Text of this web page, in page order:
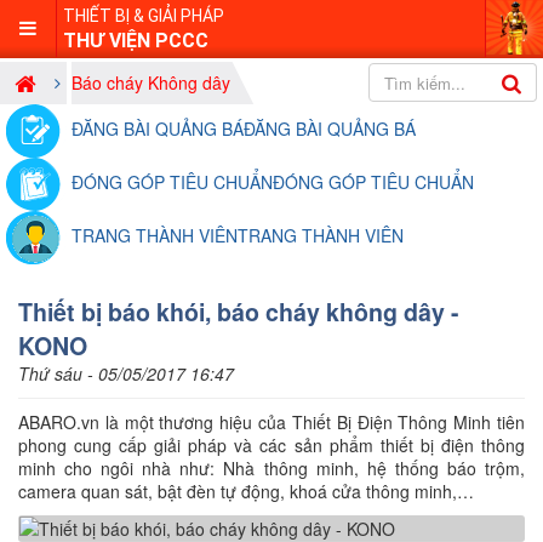
THIẾT BỊ & GIẢI PHÁP
THƯ VIỆN PCCC
Báo cháy Không dây
ĐĂNG BÀI QUẢNG BÁĐĂNG BÀI QUẢNG BÁ
ĐÓNG GÓP TIÊU CHUẨNĐÓNG GÓP TIÊU CHUẨN
TRANG THÀNH VIÊNTRANG THÀNH VIÊN
Thiết bị báo khói, báo cháy không dây -
KONO
Thứ sáu - 05/05/2017 16:47
ABARO.vn là một thương hiệu của Thiết Bị Điện Thông Minh tiên
phong cung cấp giải pháp và các sản phẩm thiết bị điện thông
minh cho ngôi nhà như: Nhà thông minh, hệ thống báo trộm,
camera quan sát, bật đèn tự động, khoá cửa thông minh,…